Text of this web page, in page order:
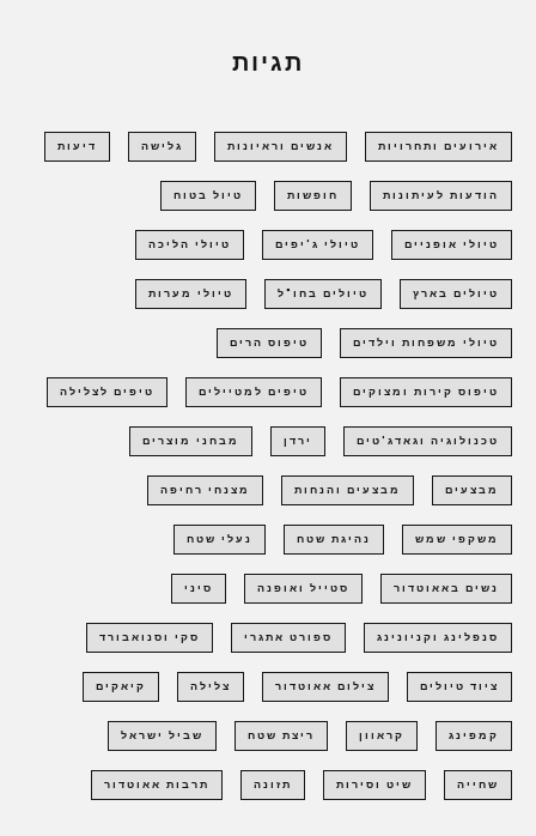
תגיות
אירועים ותחרויות אנשים וראיונות גלישה דיעות
הודעות לעיתונות חופשות טיול בטוח
טיולי אופניים טיולי ג'יפים טיולי הליכה
טיולים בארץ טיולים בחו"ל טיולי מערות
טיולי משפחות וילדים טיפוס הרים
טיפוס קירות ומצוקים טיפים למטיילים טיפים לצלילה
טכנולוגיה וגאדג'טים ירדן מבחני מוצרים
מבצעים מבצעים והנחות מצנחי רחיפה
משקפי שמש נהיגת שטח נעלי שטח
נשים באאוטדור סטייל ואופנה סיני
סנפלינג וקניונינג ספורט אתגרי סקי וסנואבורד
ציוד טיולים צילום אאוטדור צלילה קיאקים
קמפינג קראוון ריצת שטח שביל ישראל
שחייה שיט וסירות תזונה תרבות אאוטדור